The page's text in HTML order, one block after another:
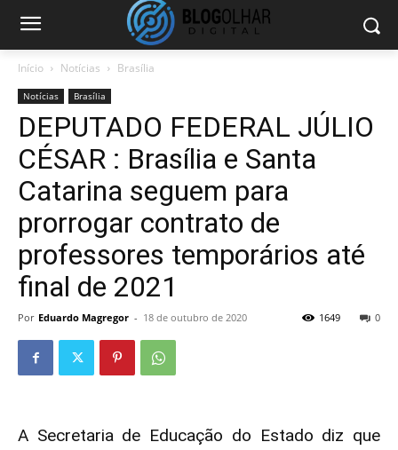
Início Notícias Brasília
Notícias Brasília
DEPUTADO FEDERAL JÚLIO
CÉSAR : Brasília e Santa
Catarina seguem para
prorrogar contrato de
professores temporários até
final de 2021
Por Eduardo Magregor - 18 de outubro de 2020 0
1649
A Secretaria de Educação do Estado diz que